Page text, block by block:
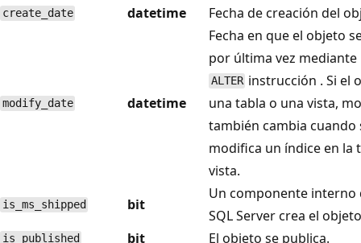
create_date
datetime Fecha de creación del
modify_date datetime
Fecha en que el objeto
por última vez mediante
ALTER instrucción . Si el
una tabla o una vista,
también cambia cuando
modifica un índice en la
vista.
is_ms_shipped bit
Un componente interno
SQL Server crea el
is_published bit El objeto se publica.